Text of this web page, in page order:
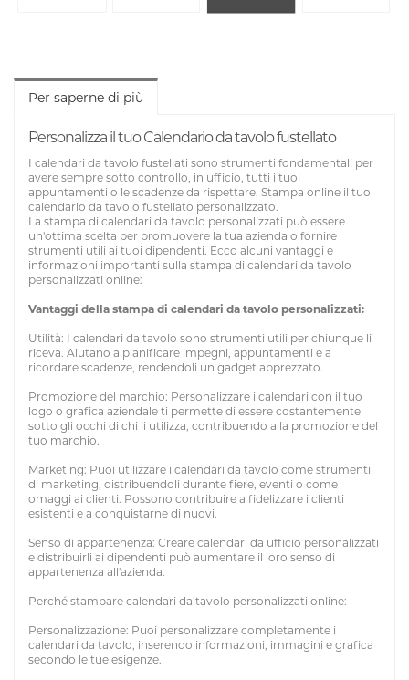
Per saperne di più
Personalizza il tuo Calendario da tavolo fustellato
I calendari da tavolo fustellati sono strumenti fondamentali per
avere sempre sotto controllo, in ufficio, tutti i tuoi
appuntamenti o le scadenze da rispettare. Stampa online il tuo
calendario da tavolo fustellato personalizzato.
La stampa di calendari da tavolo personalizzati può essere
un'ottima scelta per promuovere la tua azienda o fornire
strumenti utili ai tuoi dipendenti. Ecco alcuni vantaggi e
informazioni importanti sulla stampa di calendari da tavolo
personalizzati online:
Vantaggi della stampa di calendari da tavolo personalizzati:
Utilità: I calendari da tavolo sono strumenti utili per chiunque li
riceva. Aiutano a pianificare impegni, appuntamenti e a
ricordare scadenze, rendendoli un gadget apprezzato.
Promozione del marchio: Personalizzare i calendari con il tuo
logo o grafica aziendale ti permette di essere costantemente
sotto gli occhi di chi li utilizza, contribuendo alla promozione del
tuo marchio.
Marketing: Puoi utilizzare i calendari da tavolo come strumenti
di marketing, distribuendoli durante fiere, eventi o come
omaggi ai clienti. Possono contribuire a fidelizzare i clienti
esistenti e a conquistarne di nuovi.
Senso di appartenenza: Creare calendari da ufficio personalizzati
e distribuirli ai dipendenti può aumentare il loro senso di
appartenenza all'azienda.
Perché stampare calendari da tavolo personalizzati online:
Personalizzazione: Puoi personalizzare completamente i
calendari da tavolo, inserendo informazioni, immagini e grafica
secondo le tue esigenze.